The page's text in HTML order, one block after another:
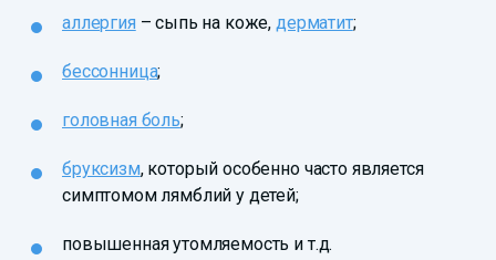
аллергия – сыпь на коже,дерматит;
бессонница;
головная боль;
бруксизм, который особенно часто является
симптомом лямблий у детей;
повышенная утомляемость и т.д.